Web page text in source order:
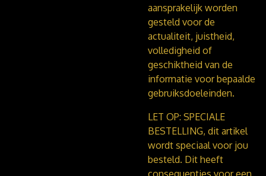
aansprakelijk worden
gesteld voor de
actualiteit, juistheid,
volledigheid of
geschiktheid van de
informatie voor bepaalde
gebruiksdoeleinden.
LET OP: SPECIALE
BESTELLING, dit artikel
wordt speciaal voor jou
besteld. Dit heeft
consequenties voor een